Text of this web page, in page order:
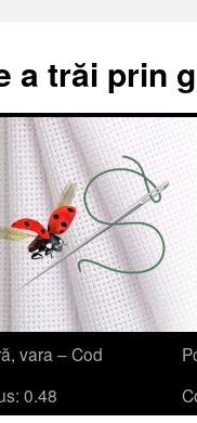
a trăi prin
vara – Cod
0.48